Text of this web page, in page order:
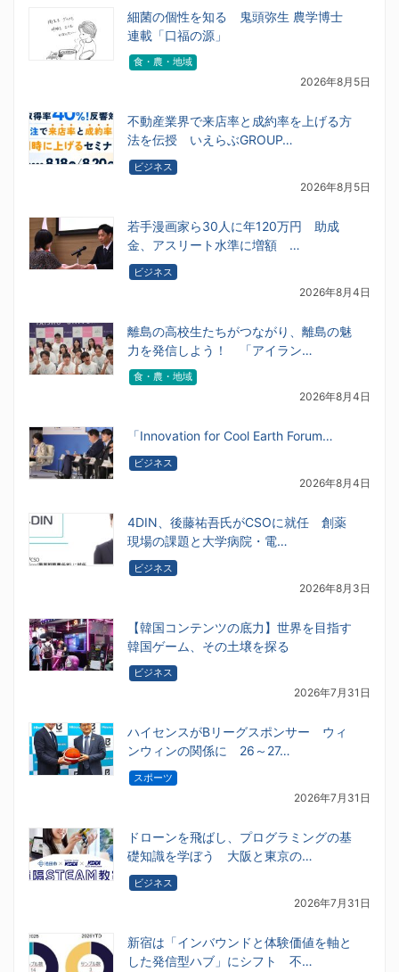
細菌の個性を知る 鬼頭弥生 農学博士
連載「口福の源」
食・農・地域
2026年8月5日
不動産業界で来店率と成約率を上げる方
法を伝授 いえらぶGROUP…
ビジネス
2026年8月5日
若手漫画家ら30人に年120万円 助成
金、アスリート水準に増額 …
ビジネス
2026年8月4日
離島の高校生たちがつながり、離島の魅
力を発信しよう！ 「アイラン…
食・農・地域
2026年8月4日
「Innovation for Cool Earth Forum…
ビジネス
2026年8月4日
4DIN、後藤祐吾氏がCSOに就任 創薬
現場の課題と大学病院・電…
ビジネス
2026年8月3日
【韓国コンテンツの底力】世界を目指す
韓国ゲーム、その土壌を探る
ビジネス
2026年7月31日
ハイセンスがBリーグスポンサー ウィ
ンウィンの関係に 26～27…
スポーツ
2026年7月31日
ドローンを飛ばし、プログラミングの基
礎知識を学ぼう 大阪と東京の…
ビジネス
2026年7月31日
新宿は「インバウンドと体験価値を軸と
した発信型ハブ」にシフト 不…